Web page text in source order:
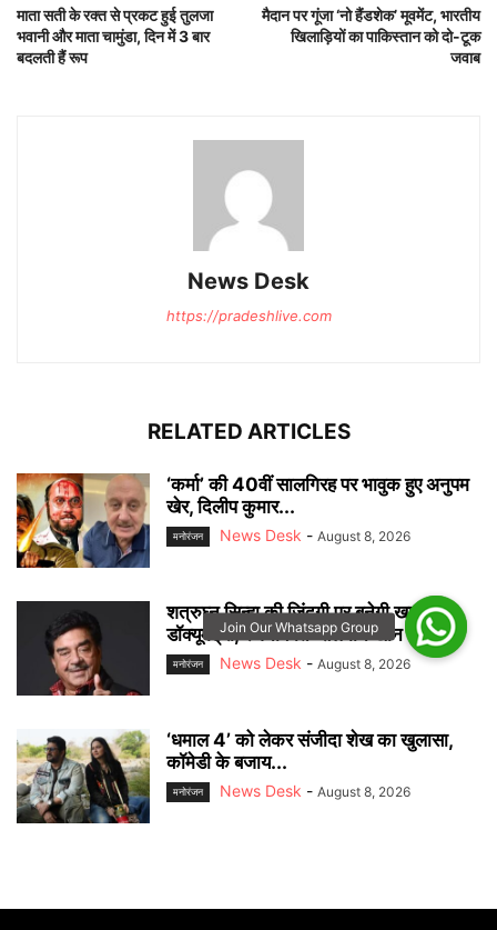
माता सती के रक्त से प्रकट हुई तुलजा
भवानी और माता चामुंडा, दिन में 3 बार
बदलती हैं रूप
मैदान पर गूंजा ‘नो हैंडशेक’ मूवमेंट, भारतीय
खिलाड़ियों का पाकिस्तान को दो-टूक
जवाब
News Desk
https://pradeshlive.com
RELATED ARTICLES
‘कर्मा’ की 40वीं सालगिरह पर भावुक हुए अनुपम
खेर, दिलीप कुमार...
मनोरंजन News Desk - August 8, 2026
शत्रुघ्न सिन्हा की जिंदगी पर बनेगी खास
डॉक्यूमेंट्री, रजनीकांत-सलमान खान समेत...
मनोरंजन News Desk - August 8, 2026
‘धमाल 4’ को लेकर संजीदा शेख का खुलासा,
कॉमेडी के बजाय...
मनोरंजन News Desk - August 8, 2026